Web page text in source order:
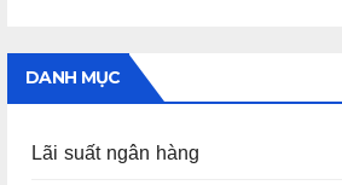
DANH MỤC
Lãi suất ngân hàng